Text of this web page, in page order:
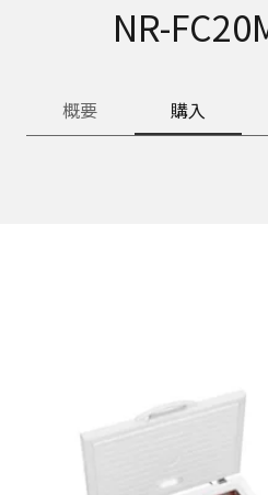
NR-
概要 購入